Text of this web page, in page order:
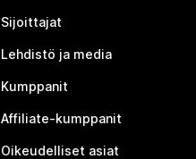
Sijoittajat
Lehdistö ja media
Kumppanit
Affiliate-kumppanit
Oikeudelliset asiat